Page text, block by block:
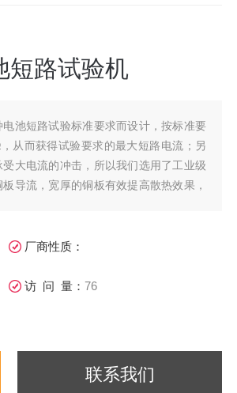
短路试验机
池短路试验标准要求而设计，按标准要
从而获得试验要求的最大短路电流；另
大电流的冲击，所以我们选用了工业级
导流，宽厚的铜板有效提高散热效果，
厂商性质：
访 问 量：76
联系我们